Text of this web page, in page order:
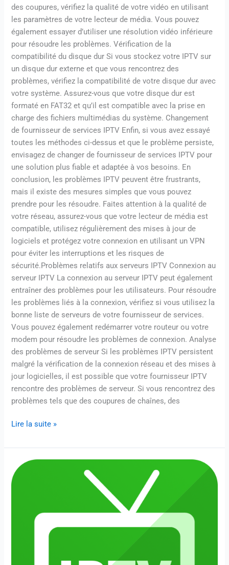
des coupures, vérifiez la qualité de votre vidéo en utilisant
les paramètres de votre lecteur de média. Vous pouvez
également essayer d’utiliser une résolution vidéo inférieure
pour résoudre les problèmes. Vérification de la
compatibilité du disque dur Si vous stockez votre IPTV sur
un disque dur externe et que vous rencontrez des
problèmes, vérifiez la compatibilité de votre disque dur avec
votre système. Assurez-vous que votre disque dur est
formaté en FAT32 et qu’il est compatible avec la prise en
charge des fichiers multimédias du système. Changement
de fournisseur de services IPTV Enfin, si vous avez essayé
toutes les méthodes ci-dessus et que le problème persiste,
envisagez de changer de fournisseur de services IPTV pour
une solution plus fiable et adaptée à vos besoins. En
conclusion, les problèmes IPTV peuvent être frustrants,
mais il existe des mesures simples que vous pouvez
prendre pour les résoudre. Faites attention à la qualité de
votre réseau, assurez-vous que votre lecteur de média est
compatible, utilisez régulièrement des mises à jour de
logiciels et protégez votre connexion en utilisant un VPN
pour éviter les interruptions et les risques de
sécurité.Problèmes relatifs aux serveurs IPTV Connexion au
serveur IPTV La connexion au serveur IPTV peut également
entraîner des problèmes pour les utilisateurs. Pour résoudre
les problèmes liés à la connexion, vérifiez si vous utilisez la
bonne liste de serveurs de votre fournisseur de services.
Vous pouvez également redémarrer votre routeur ou votre
modem pour résoudre les problèmes de connexion. Analyse
des problèmes de serveur Si les problèmes IPTV persistent
malgré la vérification de la connexion réseau et des mises à
jour logicielles, il est possible que votre fournisseur IPTV
rencontre des problèmes de serveur. Si vous rencontrez des
problèmes tels que des coupures de chaînes, des
Lire la suite »
Comment
choisir
fournisseur